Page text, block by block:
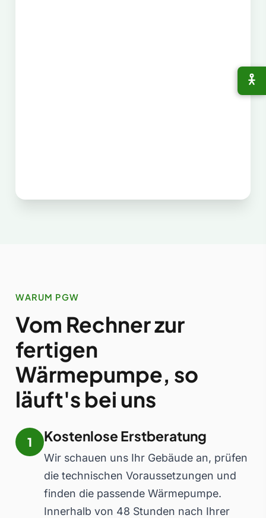
WARUM PGW
Vom Rechner zur
fertigen
Wärmepumpe, so
läuft's bei uns
1 Kostenlose Erstberatung
Wir schauen uns Ihr Gebäude an, prüfen
die technischen Voraussetzungen und
finden die passende Wärmepumpe.
Innerhalb von 48 Stunden nach Ihrer